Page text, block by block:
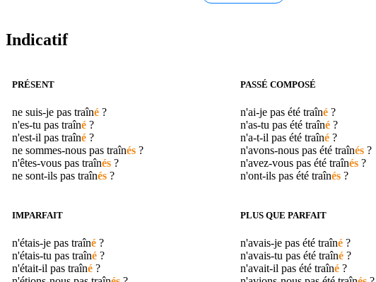
Indicatif
PRÉSENT
ne suis-je pas traîné ?
n'es-tu pas traîné ?
n'est-il pas traîné ?
ne sommes-nous pas traînés ?
n'êtes-vous pas traînés ?
ne sont-ils pas traînés ?
PASSÉ COMPOSÉ
n'ai-je pas été traîné?
n'as-tu pas été traîné?
n'a-t-il pas été traîné?
n'avons-nous pas été traînés?
n'avez-vous pas été traînés?
n'ont-ils pas été traînés?
IMPARFAIT
n'étais-je pas traîné ?
n'étais-tu pas traîné ?
n'était-il pas traîné ?
PLUS QUE PARFAIT
n'avais-je pas été traîné?
n'avais-tu pas été traîné?
n'avait-il pas été traîné?